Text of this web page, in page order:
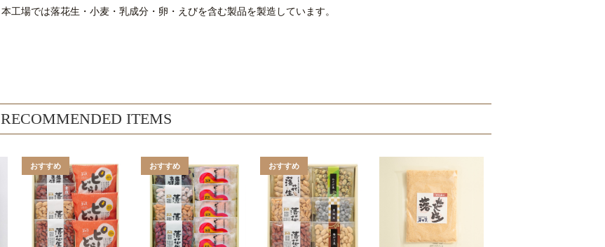
本工場では落花生・小麦・乳成分・卵・えびを含む製品を製造しています。
RECOMMENDED ITEMS